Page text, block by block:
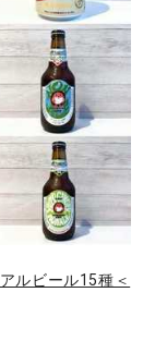
ルビール15種＜